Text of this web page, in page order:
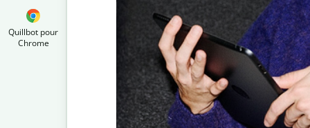
Quillbot pour
Chrome